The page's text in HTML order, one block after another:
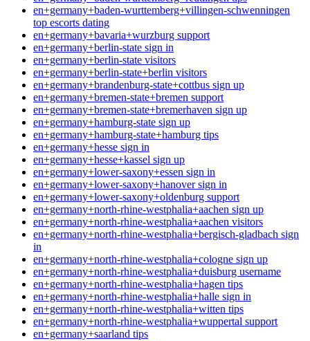
en+germany+baden-wurttemberg+villingen-schwenningen
top escorts dating
en+germany+bavaria+wurzburg support
en+germany+berlin-state sign in
en+germany+berlin-state visitors
en+germany+berlin-state+berlin visitors
en+germany+brandenburg-state+cottbus sign up
en+germany+bremen-state+bremen support
en+germany+bremen-state+bremerhaven sign up
en+germany+hamburg-state sign up
en+germany+hamburg-state+hamburg tips
en+germany+hesse sign in
en+germany+hesse+kassel sign up
en+germany+lower-saxony+essen sign in
en+germany+lower-saxony+hanover sign in
en+germany+lower-saxony+oldenburg support
en+germany+north-rhine-westphalia+aachen sign up
en+germany+north-rhine-westphalia+aachen visitors
en+germany+north-rhine-westphalia+bergisch-gladbach sign
in
en+germany+north-rhine-westphalia+cologne sign up
en+germany+north-rhine-westphalia+duisburg username
en+germany+north-rhine-westphalia+hagen tips
en+germany+north-rhine-westphalia+halle sign in
en+germany+north-rhine-westphalia+witten tips
en+germany+north-rhine-westphalia+wuppertal support
en+germany+saarland tips